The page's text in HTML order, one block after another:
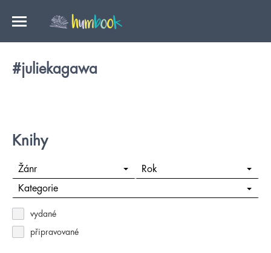
#juliekagawa
Knihy
Žánr Rok
Kategorie
vydané
připravované